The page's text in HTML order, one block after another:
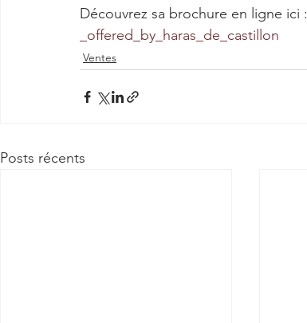
Découvrez sa brochure en ligne ici :
_offered_by_haras_de_castillon
Ventes
Posts récents